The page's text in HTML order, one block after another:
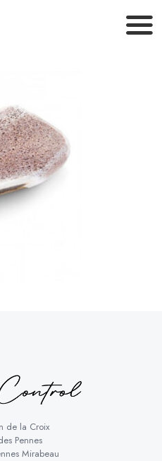
de la Croix
Pennes
Mirabeau